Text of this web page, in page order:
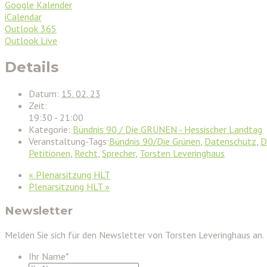
Google Kalender
iCalendar
Outlook 365
Outlook Live
Details
Datum: 15. 02. 23
Zeit:
19:30 - 21:00
Kategorie: Bündnis 90 / Die GRÜNEN - Hessischer Landtag
Veranstaltung-Tags:Bündnis 90/Die Grünen, Datenschutz,
Petitionen, Recht, Sprecher, Torsten Leveringhaus
« Plenarsitzung HLT
Plenarsitzung HLT »
Newsletter
Melden Sie sich für den Newsletter von Torsten Leveringhaus an.
Ihr Name*